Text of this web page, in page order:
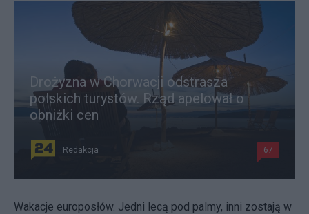
Drożyzna w Chorwacji odstrasza
polskich turystów. Rząd apelował o
obniżki cen
Redakcja 67
Wakacje europosłów. Jedni lecą pod palmy, inni zostają w